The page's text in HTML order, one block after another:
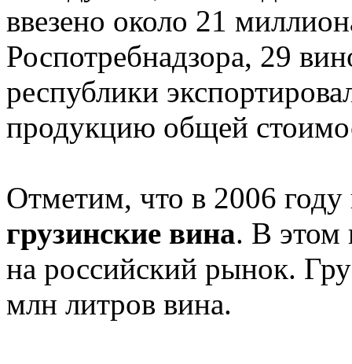
ввезено около 21
Роспотребнадзора, 29
республики
продукцию общей
Отметим, что в 2006 году
грузинские вина. В этом
на российский рынок.
млн литров вина.